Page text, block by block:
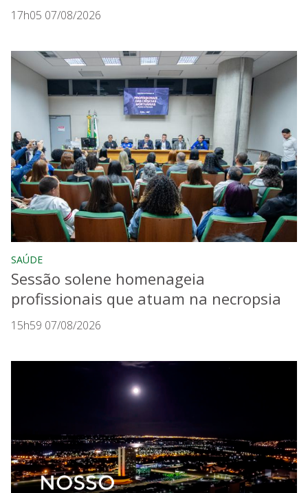
17h05 07/08/2026
SAÚDE
Sessão solene homenageia
profissionais que atuam na necropsia
15h59 07/08/2026